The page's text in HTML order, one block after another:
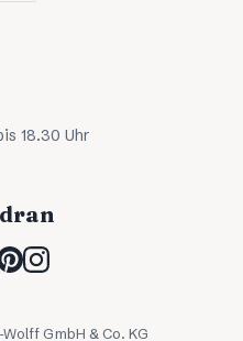
18.30 Uhr
GmbH & Co. KG